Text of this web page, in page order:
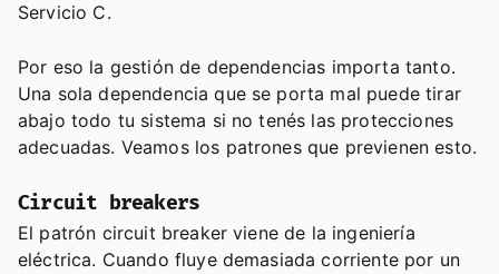
Servicio C.
Por eso la gestión de dependencias importa tanto.
Una sola dependencia que se porta mal puede tirar
abajo todo tu sistema si no tenés las protecciones
adecuadas. Veamos los patrones que previenen esto.
Circuit breakers
El patrón circuit breaker viene de la ingeniería
eléctrica. Cuando fluye demasiada corriente por un